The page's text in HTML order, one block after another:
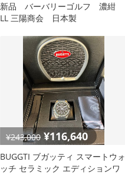
新品 バーバリーゴルフ 濃紺
LL 三陽商会 日本製
¥243,000 ¥116,640
BUGGTI ブガッティ スマートウォ
ッチ セラミック エディションワ